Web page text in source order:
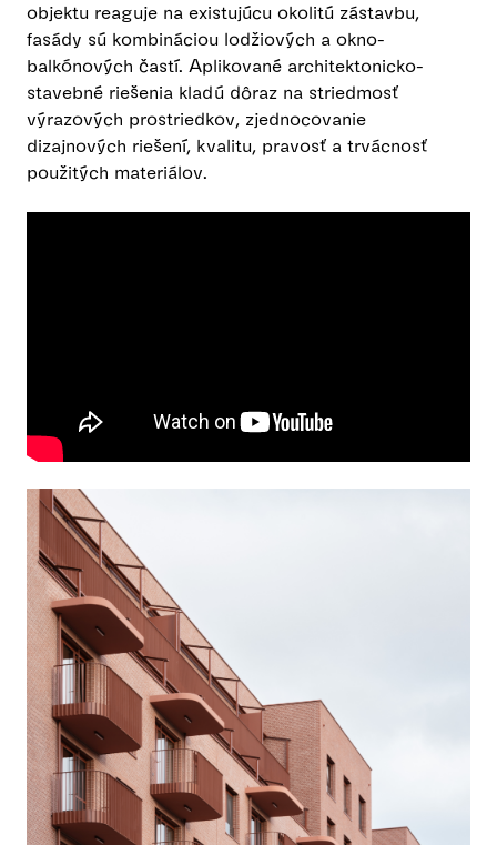
objektu reaguje na existujúcu okolitú zástavbu,
fasády sú kombináciou lodžiových a okno-
balkónových častí. Aplikované architektonicko-
stavebné riešenia kladú dôraz na striedmosť
výrazových prostriedkov, zjednocovanie
dizajnových riešení, kvalitu, pravosť a trvácnosť
použitých materiálov.